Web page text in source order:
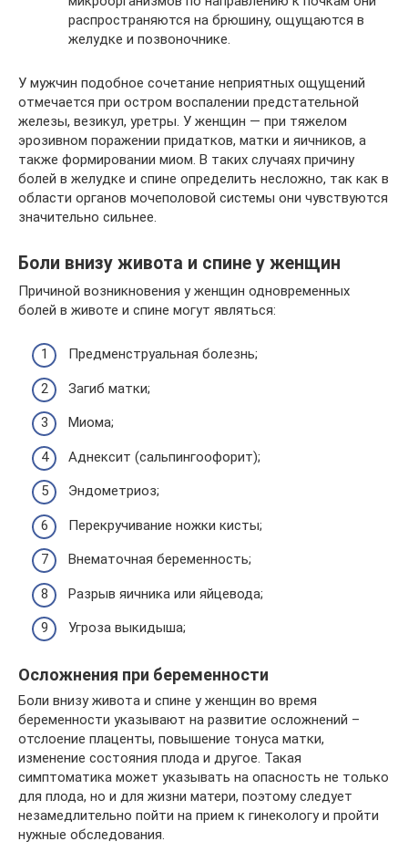
распространяются на брюшину, ощущаются в
желудке и позвоночнике.
У мужчин подобное сочетание неприятных ощущений
отмечается при остром воспалении предстательной
железы, везикул, уретры. У женщин — при тяжелом
эрозивном поражении придатков, матки и яичников, а
также формировании миом. В таких случаях причину
болей в желудке и спине определить несложно, так как в
области органов мочеполовой системы они чувствуются
значительно сильнее.
Боли внизу живота и спине у женщин
Причиной возникновения у женщин одновременных
болей в животе и спине могут являться:
Предменструальная болезнь;
Загиб матки;
Миома;
Аднексит (сальпингоофорит);
Эндометриоз;
Перекручивание ножки кисты;
Внематочная беременность;
Разрыв яичника или яйцевода;
Угроза выкидыша;
Осложнения при беременности
Боли внизу живота и спине у женщин во время
беременности указывают на развитие осложнений –
отслоение плаценты, повышение тонуса матки,
изменение состояния плода и другое. Такая
симптоматика может указывать на опасность не только
для плода, но и для жизни матери, поэтому следует
незамедлительно пойти на прием к гинекологу и пройти
нужные обследования.